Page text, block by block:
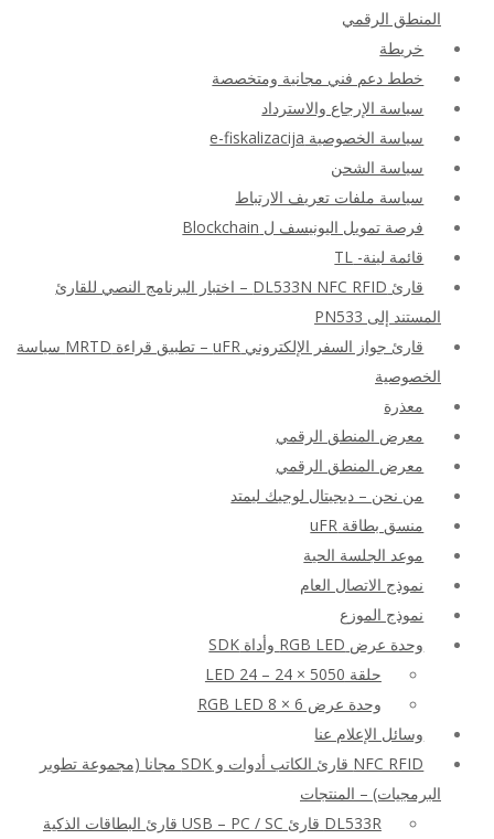
المنطق الرقمي
خريطة
خطط دعم فني مجانية ومتخصصة
سياسة الإرجاع والاسترداد
سياسة الخصوصية e-fiskalizacija
سياسة الشحن
سياسة ملفات تعريف الارتباط
فرصة تمويل اليونيسف ل Blockchain
قائمة لينة- TL
قارئ DL533N NFC RFID – اختبار البرنامج النصي للقارئ
المستند إلى PN533
قارئ جواز السفر الإلكتروني uFR – تطبيق قراءة MRTD سياسة
الخصوصية
معذرة
معرض المنطق الرقمي
معرض المنطق الرقمي
من نحن – ديجيتال لوجيك ليمتد
منسق بطاقة uFR
موعد الجلسة الحية
نموذج الاتصال العام
نموذج الموزع
وحدة عرض RGB LED وأداة SDK
حلقة LED 24 – 24 × 5050
وحدة عرض RGB LED 8 × 6
وسائل الإعلام عنا
NFC RFID قارئ الكاتب أدوات و SDK مجانا (مجموعة تطوير
البرمجيات) – المنتجات
DL533R قارئ USB – PC / SC قارئ البطاقات الذكية